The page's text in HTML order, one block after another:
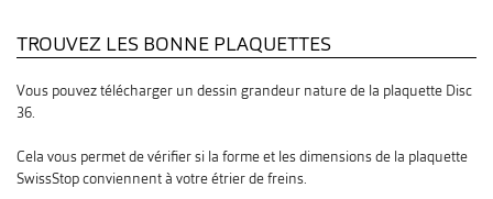
TROUVEZ LES BONNE PLAQUETTES
Vous pouvez télécharger un dessin grandeur nature de la plaquette Disc
36.
Cela vous permet de vérifier si la forme et les dimensions de la plaquette
SwissStop conviennent à votre étrier de freins.